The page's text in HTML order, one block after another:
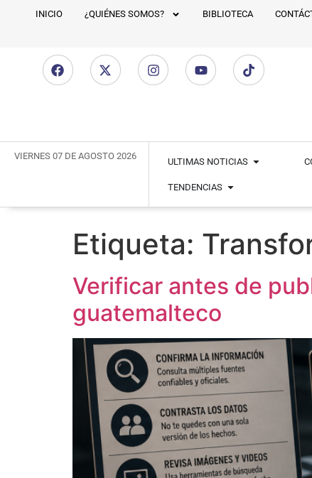
INICIO ¿QUIÉNES SOMOS? BIBLIOTECA
VIERNES 07 DE AGOSTO 2026
ULTIMAS NOTICIAS
TENDENCIAS
Etiqueta:
Verificar antes de
guatemalteco